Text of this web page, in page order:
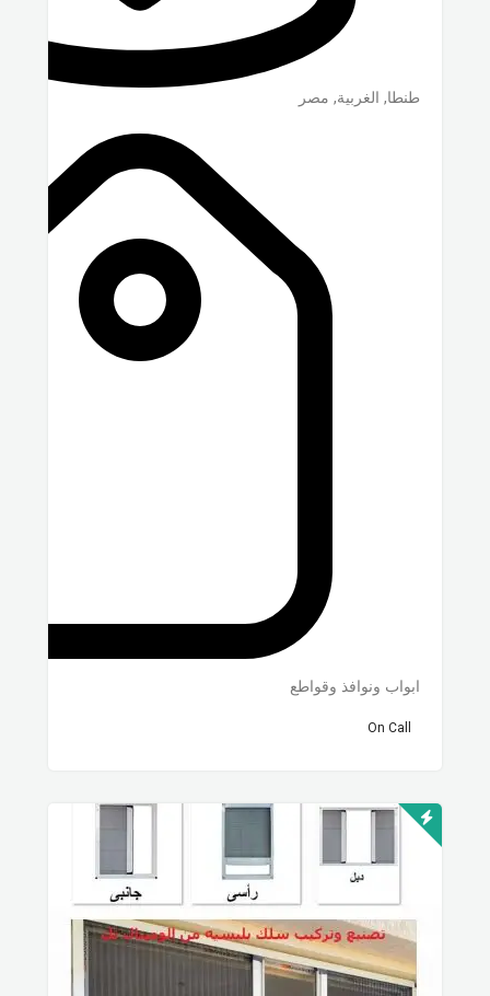
طنطا, الغربية, مصر
ابواب ونوافذ وقواطع
On Call